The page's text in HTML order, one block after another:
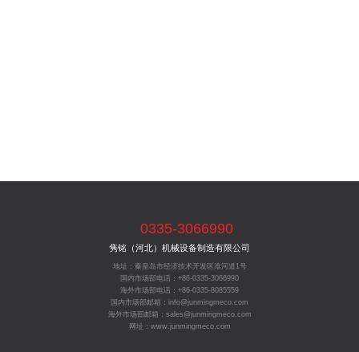
0335-3066990
隽铭（河北）机械设备制造有限公司
地址：秦皇岛市经济技术开发区淮河道1号
国内市场部电话：+86-0335-3066990
海外市场部电话：+86-0335-8085559
国内市场部邮箱：info@junmingmeco.com
海外市场部邮箱：sales@junmingmeco.com
网址：www.junmingmeco.com